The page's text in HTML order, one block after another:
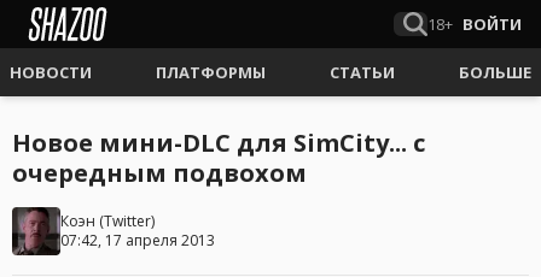
18+ ВОЙТИ
НОВОСТИ ПЛАТФОРМЫ СТАТЬИ БОЛЬШЕ
Новое мини-DLC для SimCity... с
очередным подвохом
Коэн (Twitter)
07:42, 17 апреля 2013